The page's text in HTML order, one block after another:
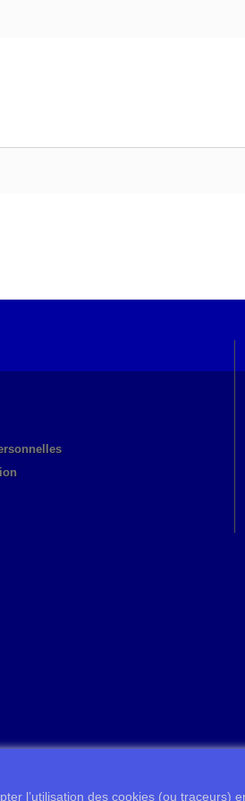
l’utilisation des cookies (ou traceurs)